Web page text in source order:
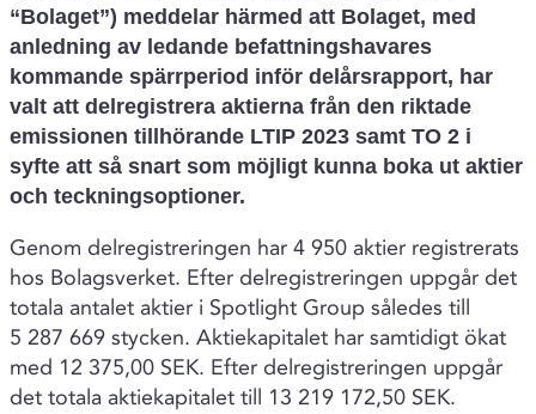
“Bolaget”) meddelar härmed att Bolaget, med
anledning av ledande befattningshavares
kommande spärrperiod inför delårsrapport, har
valt att delregistrera aktierna från den riktade
emissionen tillhörande LTIP 2023 samt TO 2 i
syfte att så snart som möjligt kunna boka ut aktier
och teckningsoptioner.
Genom delregistreringen har 4 950 aktier registrerats
hos Bolagsverket. Efter delregistreringen uppgår det
totala antalet aktier i Spotlight Group således till
5 287 669 stycken. Aktiekapitalet har samtidigt ökat
med 12 375,00 SEK. Efter delregistreringen uppgår
det totala aktiekapitalet till 13 219 172,50 SEK.